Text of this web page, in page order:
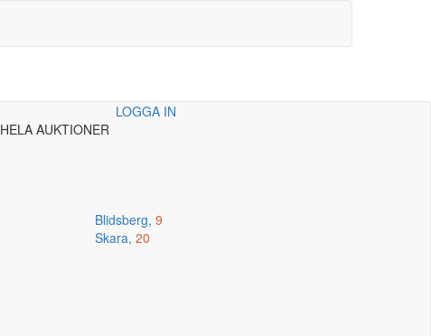
LOGGA IN
HELA AUKTIONER
Blidsberg, 9
Skara, 20